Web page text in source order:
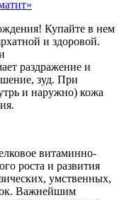
Купайте в нем
и здоровой.
раздражение и
зуд. При
и наружно) кожа
витаминно-
роста и развития
умственных,
Важнейшим